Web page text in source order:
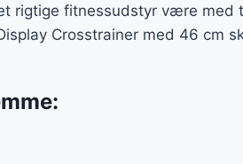
rigtige fitnessudstyr være
Crosstrainer med 46